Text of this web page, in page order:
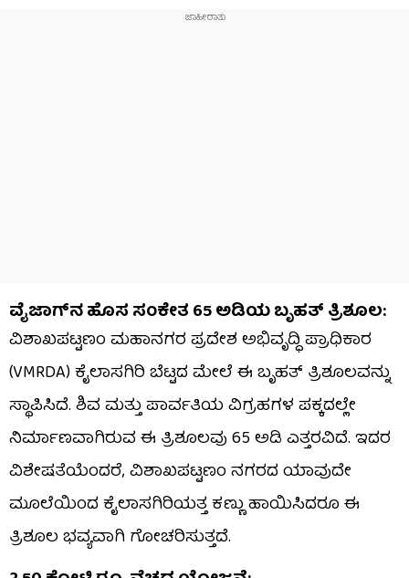
ವೈಜಾಗ್‌ನ ಹೊಸ ಸಂಕೇತ 65 ಅಡಿಯ ಬೃಹತ್ ತ್ರಿಶೂಲ:
ವಿಶಾಖಪಟ್ಟಣಂ ಮಹಾನಗರ ಪ್ರದೇಶ ಅಭಿವೃದ್ಧಿ ಪ್ರಾಧಿಕಾರ
(VMRDA) ಕೈಲಾಸಗಿರಿ ಬೆಟ್ಟದ ಮೇಲೆ ಈ ಬೃಹತ್ ತ್ರಿಶೂಲವನ್ನು
ಸ್ಥಾಪಿಸಿದೆ. ಶಿವ ಮತ್ತು ಪಾರ್ವತಿಯ ವಿಗ್ರಹಗಳ ಪಕ್ಕದಲ್ಲೇ
ನಿರ್ಮಾಣವಾಗಿರುವ ಈ ತ್ರಿಶೂಲವು 65 ಅಡಿ ಎತ್ತರವಿದೆ. ಇದರ
ವಿಶೇಷತೆಯೆಂದರೆ, ವಿಶಾಖಪಟ್ಟಣಂ ನಗರದ ಯಾವುದೇ
ಮೂಲೆಯಿಂದ ಕೈಲಾಸಗಿರಿಯತ್ತ ಕಣ್ಣು ಹಾಯಿಸಿದರೂ ಈ
ತ್ರಿಶೂಲ ಭವ್ಯವಾಗಿ ಗೋಚರಿಸುತ್ತದೆ.